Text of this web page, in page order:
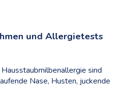
und Allergietests
sind
Nase, Husten, juckende